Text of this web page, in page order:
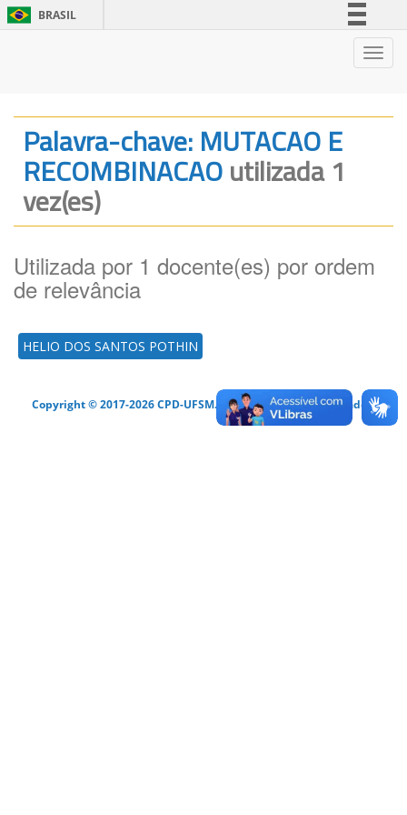
BRASIL
Legislação
Canais
Palavra-chave: MUTACAO E
RECOMBINACAOutilizada 1
vez(es)
Utilizada por 1 docente(es) por ordem
de relevância
HELIO DOS SANTOS POTHIN
Copyright © 2017-2026 CPD-UFSM. Todos os direitos reservados.